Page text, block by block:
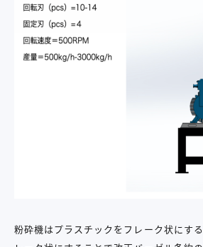
粉砕機はプラスチックをフレーク状にす